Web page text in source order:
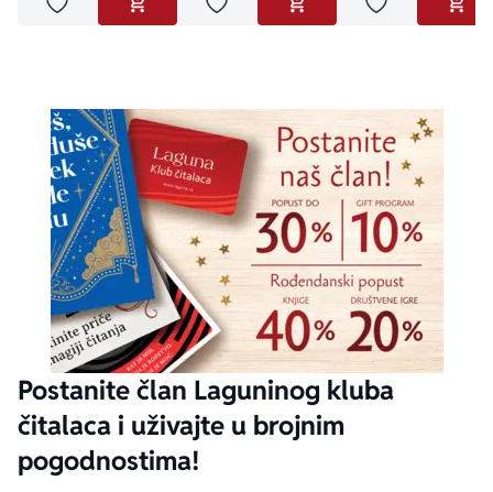
Dodaj u omiljeneDODAJ U KORPUDodaj u omiljeneDODAJ U KORPU
Dodaj u
Postanite član Laguninog kluba
čitalaca i uživajte u brojnim
pogodnostima!